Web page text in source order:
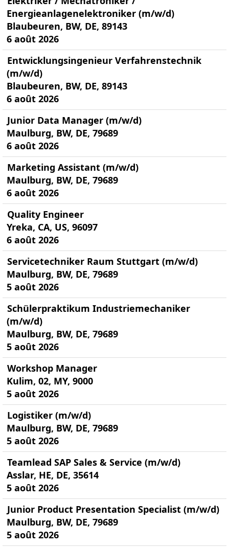
Energieanlagenelektroniker (m/w/d)
Blaubeuren, BW, DE, 89143
6 août 2026
Entwicklungsingenieur Verfahrenstechnik
(m/w/d)
Blaubeuren, BW, DE, 89143
6 août 2026
Junior Data Manager (m/w/d)
Maulburg, BW, DE, 79689
6 août 2026
Marketing Assistant (m/w/d)
Maulburg, BW, DE, 79689
6 août 2026
Quality Engineer
Yreka, CA, US, 96097
6 août 2026
Servicetechniker Raum Stuttgart (m/w/d)
Maulburg, BW, DE, 79689
5 août 2026
Schülerpraktikum Industriemechaniker
(m/w/d)
Maulburg, BW, DE, 79689
5 août 2026
Workshop Manager
Kulim, 02, MY, 9000
5 août 2026
Logistiker (m/w/d)
Maulburg, BW, DE, 79689
5 août 2026
Teamlead SAP Sales & Service (m/w/d)
Asslar, HE, DE, 35614
5 août 2026
Junior Product Presentation Specialist (m/w/d)
Maulburg, BW, DE, 79689
5 août 2026